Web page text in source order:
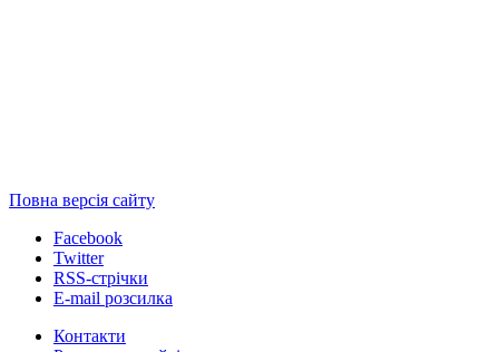
Повна версія сайту
Facebook
Twitter
RSS-стрічки
E-mail розсилка
Контакти